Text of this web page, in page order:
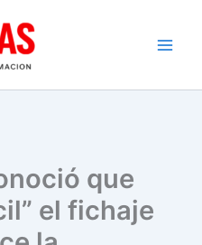
que
el fichaje